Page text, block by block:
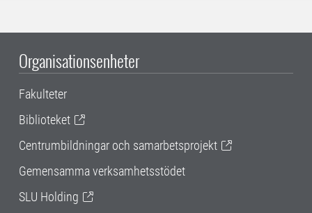
Organisationsenheter
Fakulteter
Biblioteket
Centrumbildningar och samarbetsprojekt
Gemensamma verksamhetsstödet
SLU Holding